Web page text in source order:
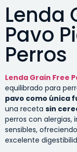
Lenda
Pavo
Perros
Lenda Grain Free
equilibrado para
pavo como única
una receta sin
perros con alergias,
sensibles,
excelente